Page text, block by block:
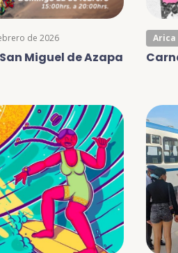
de 2026
Miguel de Azapa
Arica